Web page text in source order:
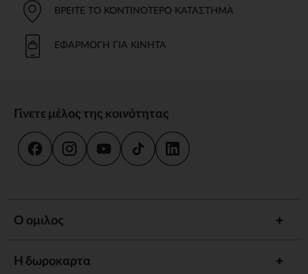
ΒΡΕΊΤΕ ΤΟ ΚΟΝΤΙΝΌΤΕΡΟ ΚΑΤΆΣΤΗΜΑ
ΕΦΑΡΜΟΓΉ ΓΙΑ ΚΙΝΗΤΆ
Γίνετε μέλος της κοινότητας
Ο ομιλος
Η δωροκαρτα